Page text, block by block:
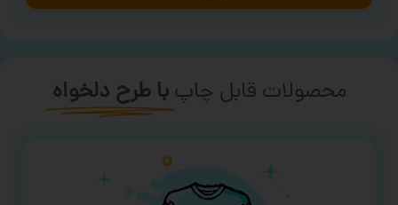
محصولات قابل چاپ با طرح دلخواه